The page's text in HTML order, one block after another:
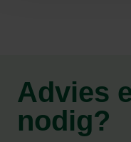
Advies
nodig?